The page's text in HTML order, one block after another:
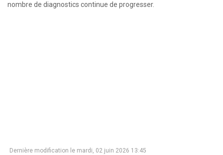
nombre de diagnostics continue de progresser.
Dernière modification le mardi, 02 juin 2026 13:45